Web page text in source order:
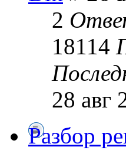
2
18114
28 авг
Разбор